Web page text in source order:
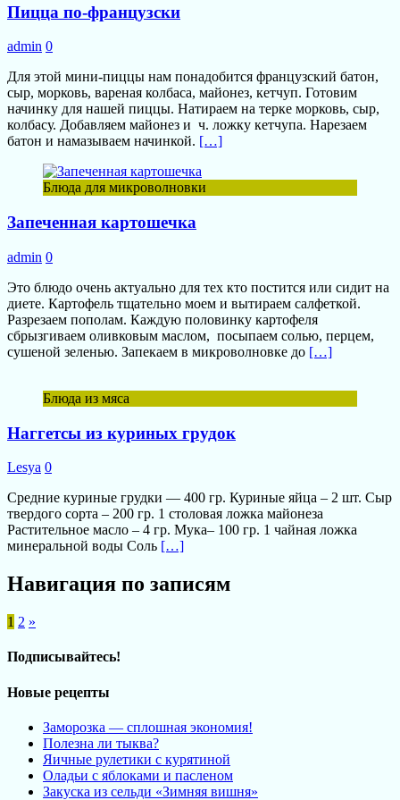
Пицца по-французски
admin 0
Для этой мини-пиццы нам понадобится французский батон,
сыр, морковь, вареная колбаса, майонез, кетчуп. Готовим
начинку для нашей пиццы. Натираем на терке морковь, сыр,
колбасу. Добавляем майонез и ч. ложку кетчупа. Нарезаем
батон и намазываем начинкой. […]
Блюда для микроволновки
Запеченная картошечка
admin 0
Это блюдо очень актуально для тех кто постится или сидит на
диете. Картофель тщательно моем и вытираем салфеткой.
Разрезаем пополам. Каждую половинку картофеля
сбрызгиваем оливковым маслом, посыпаем солью, перцем,
сушеной зеленью. Запекаем в микроволновке до […]
Блюда из мяса
Наггетсы из куриных грудок
Lesya 0
Средние куриные грудки — 400 гр. Куриные яйца – 2 шт. Сыр
твердого сорта – 200 гр. 1 столовая ложка майонеза
Растительное масло – 4 гр. Мука– 100 гр. 1 чайная ложка
минеральной воды Соль […]
Навигация по записям
1 2 »
Подписывайтесь!
Новые рецепты
Заморозка — сплошная экономия!
Полезна ли тыква?
Яичные рулетики с курятиной
Оладьи с яблоками и пасленом
Закуска из сельди «Зимняя вишня»